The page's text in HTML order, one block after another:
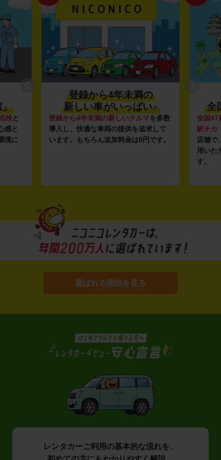
」
検と
感と
境に
登録から4年未満の
新しい車がいっぱい♪
登録から4年未満の新しいクルマを多数
導入し、快適な車両の提供を追求して
います。もちろん追加料金は0円です。
全
全国47
駅チカ
店舗で
用いた
す。
選ばれる理由を見る
レンタカーご利用の基本的な流れを、